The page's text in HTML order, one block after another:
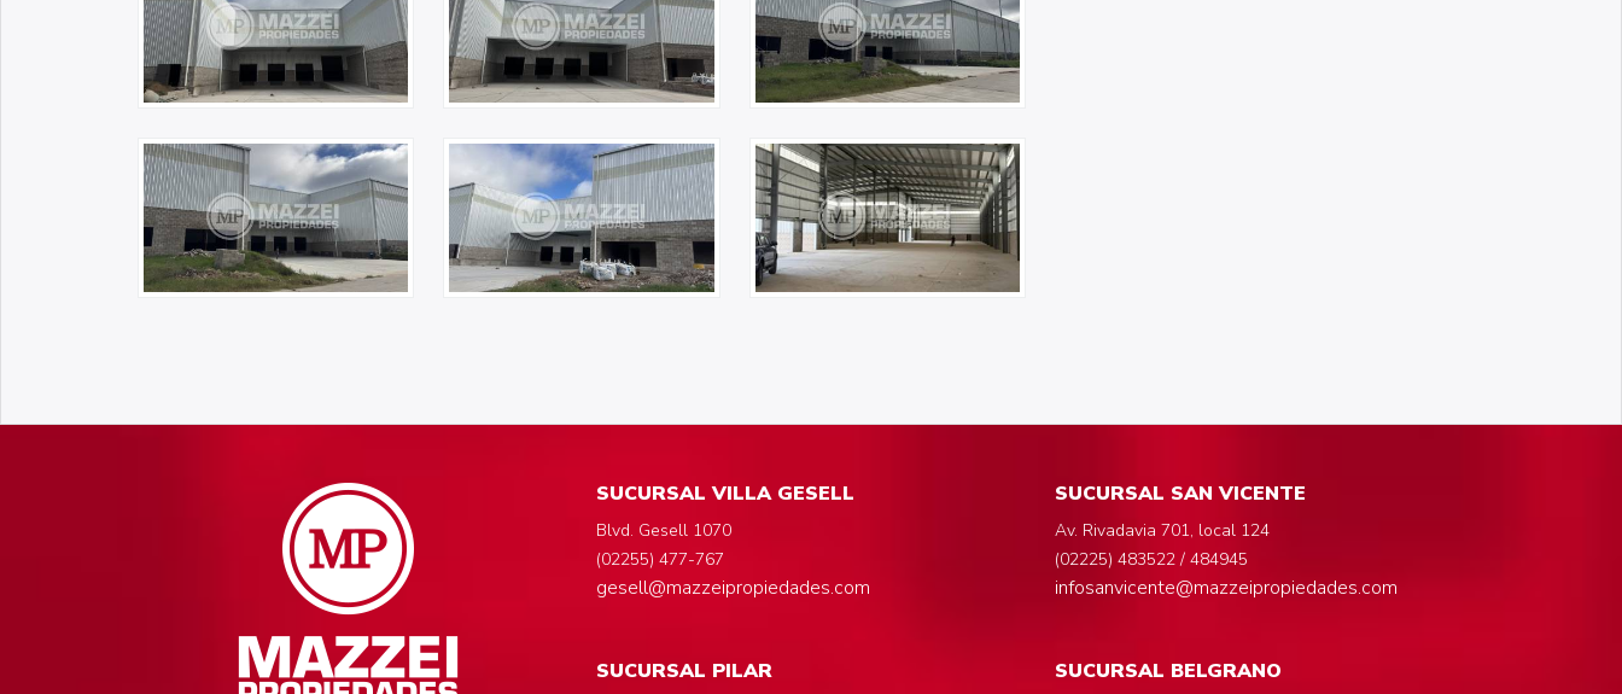
SUCURSAL VILLA GESELL
Blvd. Gesell 1070
(02255) 477-767
gesell@mazzeipropiedades.com
SUCURSAL PILAR
SUCURSAL SAN VICENTE
Av. Rivadavia 701, local 124
(02225) 483522 / 484945
infosanvicente@mazzeipropiedades.com
SUCURSAL BELGRANO